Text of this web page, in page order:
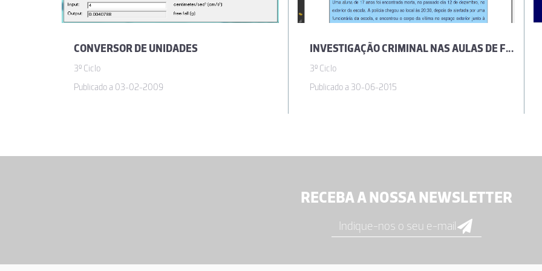
CONVERSOR DE UNIDADES
3º Ciclo
Publicado a 03-02-2009
INVESTIGAÇÃO CRIMINAL NAS AULAS DE FÍSICO-QUÍMICA
3º Ciclo
Publicado a 30-06-2015
RECEBA A NOSSA NEWSLETTER